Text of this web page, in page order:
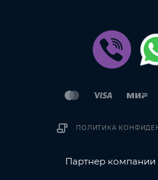
ПОЛИТИКА
Партнер компании